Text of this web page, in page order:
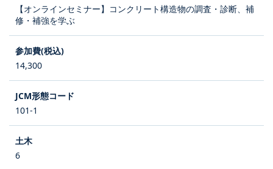
【オンラインセミナー】コンクリート構造物の調査・診断、補
修・補強を学ぶ
14,300
101-1
6